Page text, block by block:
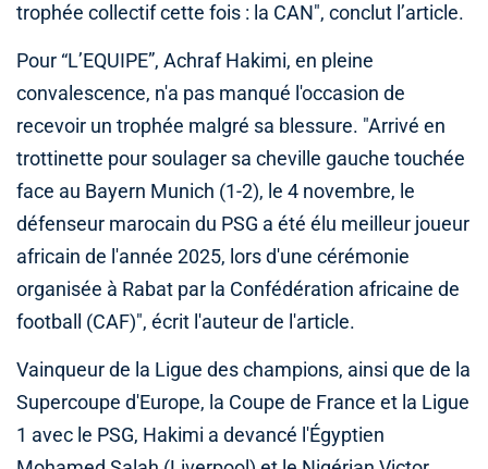
trophée collectif cette fois : la CAN", conclut l’article.
Pour “L’EQUIPE”, Achraf Hakimi, en pleine
convalescence, n'a pas manqué l'occasion de
recevoir un trophée malgré sa blessure. "Arrivé en
trottinette pour soulager sa cheville gauche touchée
face au Bayern Munich (1-2), le 4 novembre, le
défenseur marocain du PSG a été élu meilleur joueur
africain de l'année 2025, lors d'une cérémonie
organisée à Rabat par la Confédération africaine de
football (CAF)", écrit l'auteur de l'article.
Vainqueur de la Ligue des champions, ainsi que de la
Supercoupe d'Europe, la Coupe de France et la Ligue
1 avec le PSG, Hakimi a devancé l'Égyptien